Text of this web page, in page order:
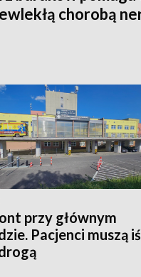
chorobą
przy głównym
Pacjenci muszą